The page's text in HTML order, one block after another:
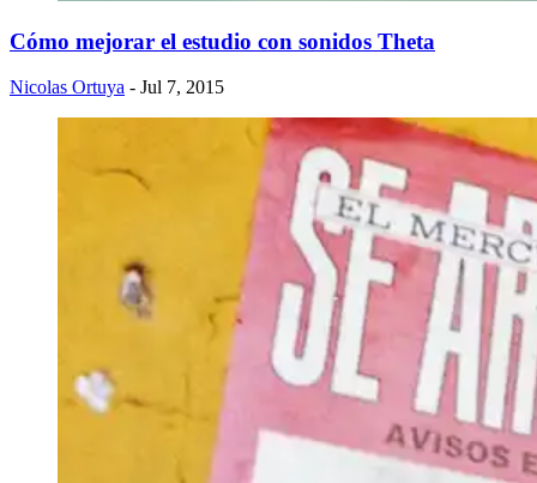
Cómo mejorar el estudio con sonidos Theta
Nicolas Ortuya - Jul 7, 2015